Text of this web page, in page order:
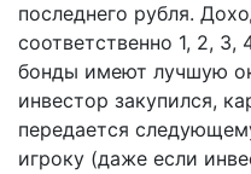
последнего рубля.
соответственно 1, 2, 3,
бонды имеют лучшую
инвестор закупился,
передается
игроку (даже если